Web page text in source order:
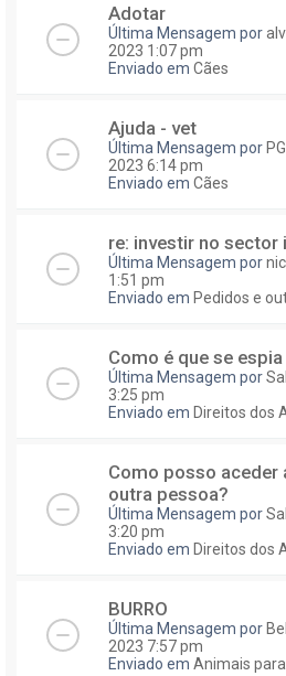
Adotar
Última Mensagem por
2023 1:07 pm
Enviado em Cães
Ajuda - vet
Última Mensagem por
2023 6:14 pm
Enviado em Cães
re: investir no sector
Última Mensagem por
1:51 pm
Enviado em Pedidos e
Como é que se
Última Mensagem por
3:25 pm
Enviado em Direitos dos
Como posso aceder
outra pessoa?
Última Mensagem por
3:20 pm
Enviado em Direitos dos
BURRO
Última Mensagem por
2023 7:57 pm
Enviado em Animais